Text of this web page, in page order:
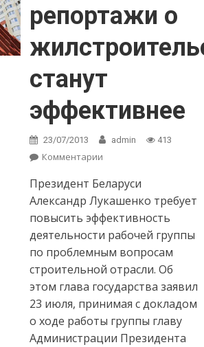
репортажи о
станут
эффективнее
23/07/2013 admin 413
Комментарии
жилстроительстве
станут
эффективнее
Президент Беларуси
Александр Лукашенко требует
повысить эффективность
деятельности рабочей группы
по проблемным вопросам
строительной отрасли. Об
этом глава государства заявил
23 июля, принимая с докладом
о ходе работы группы главу
Администрации Президента